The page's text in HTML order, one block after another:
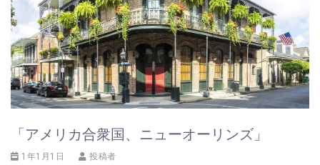
「アメリカ合衆国、ニューオーリンズ」
1年1月1日
投稿者